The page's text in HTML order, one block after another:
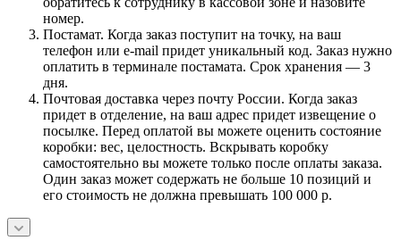
номер.
Постамат. Когда заказ поступит на точку, на ваш
телефон или e-mail придет уникальный код. Заказ нужно
оплатить в терминале постамата. Срок хранения — 3
дня.
Почтовая доставка через почту России. Когда заказ
придет в отделение, на ваш адрес придет извещение о
посылке. Перед оплатой вы можете оценить состояние
коробки: вес, целостность. Вскрывать коробку
самостоятельно вы можете только после оплаты заказа.
Один заказ может содержать не больше 10 позиций и
его стоимость не должна превышать 100 000 р.